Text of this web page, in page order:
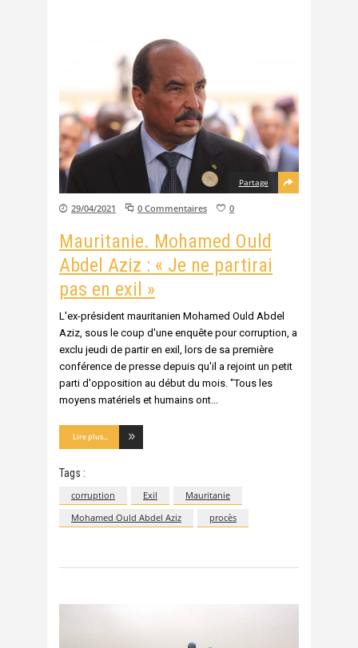
Partage
29/04/2021 0 Commentaires 0
Mauritanie. Mohamed Ould
Abdel Aziz : « Je ne partirai
pas en exil »
L'ex-président mauritanien Mohamed Ould Abdel
Aziz, sous le coup d'une enquête pour corruption, a
exclu jeudi de partir en exil, lors de sa première
conférence de presse depuis qu'il a rejoint un petit
parti d'opposition au début du mois. "Tous les
moyens matériels et humains ont
Lire plus...
Tags :
corruption Exil
Mauritanie
Mohamed Ould Abdel Aziz
procès